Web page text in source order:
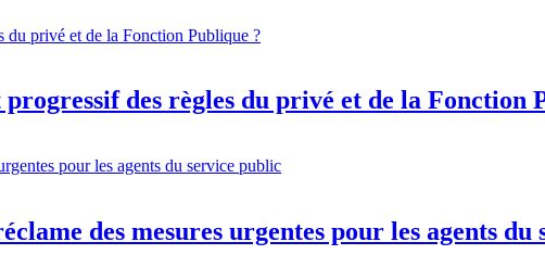
des règles du privé et de la Fonction
des mesures urgentes pour les agents du